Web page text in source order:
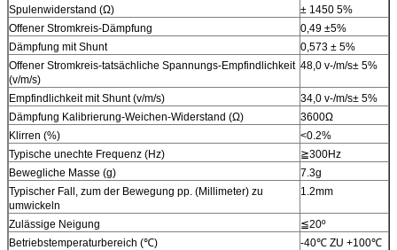
Spulenwiderstand (Ω)
± 1450 5%
Offener Stromkreis-Dämpfung
0,49 ±5%
Dämpfung mit Shunt
0,573 ± 5%
Offener Stromkreis-tatsächliche Spannungs-Empfindlichkeit
(v/m/s)
48,0 v-/m/s± 5%
Empfindlichkeit mit Shunt (v/m/s)
34,0 v-/m/s± 5%
Dämpfung Kalibrierung-Weichen-Widerstand (Ω)
3600Ω
Klirren (%)
<0.2%
Typische unechte Frequenz (Hz)
≧300Hz
Bewegliche Masse (g)
7.3g
Typischer Fall, zum der Bewegung pp. (Millimeter) zu
umwickeln
1.2mm
Zulässige Neigung
≦20º
Betriebstemperaturbereich (℃)
-40℃ ZU +100℃